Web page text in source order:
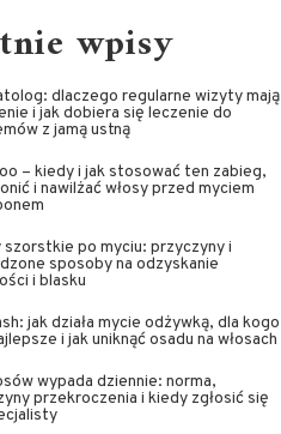
wpisy
dlaczego regularne wizyty mają
i jak dobiera się leczenie do
z jamą ustną
– kiedy i jak stosować ten zabieg,
i nawilżać włosy przed myciem
szorstkie po myciu: przyczyny i
sposoby na odzyskanie
i blasku
jak działa mycie odżywką, dla kogo
i jak uniknąć osadu na włosach
wypada dziennie: norma,
przekroczenia i kiedy zgłosić się